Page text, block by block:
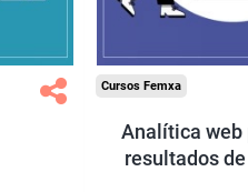
Compra
Cursos Femxa
Analítica web
resultados